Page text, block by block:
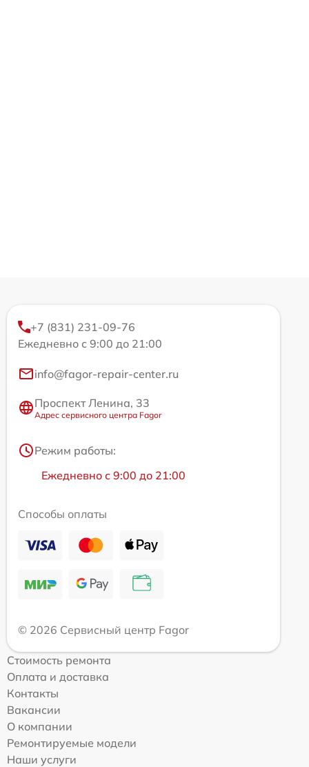
+7 (831) 231-09-76
Ежедневно с 9:00 до 21:00
info@fagor-repair-center.ru
Проспект Ленина, 33
Адрес сервисного центра Fagor
Режим работы:
Ежедневно с 9:00 до 21:00
Способы оплаты
© 2026 Сервисный центр Fagor
Стоимость ремонта
Оплата и доставка
Контакты
Вакансии
О компании
Ремонтируемые модели
Наши услуги